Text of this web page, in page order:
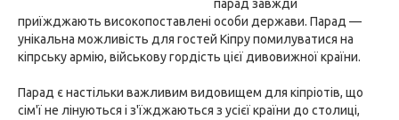
парад завжди
приїжджають високопоставлені особи держави. Парад —
унікальна можливість для гостей Кіпру помилуватися на
кіпрську армію, військову гордість цієї дивовижної країни.
Парад є настільки важливим видовищем для кіпріотів, що
сім'ї не лінуються і з'їжджаються з усієї країни до столиці,